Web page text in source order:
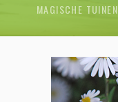
MAGISCHE TUINEN